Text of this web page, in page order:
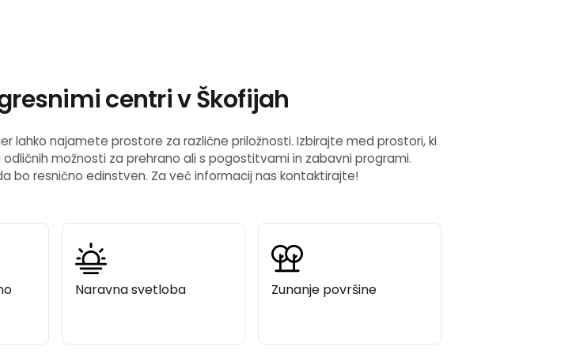
centri v Škofijah
lahko najamete prostore za različne priložnosti. Izbirajte med prostori, ki
možnosti za prehrano ali s pogostitvami in zabavni programi.
bo resnično edinstven. Za več informacij nas kontaktirajte!
Naravna svetloba Zunanje površine